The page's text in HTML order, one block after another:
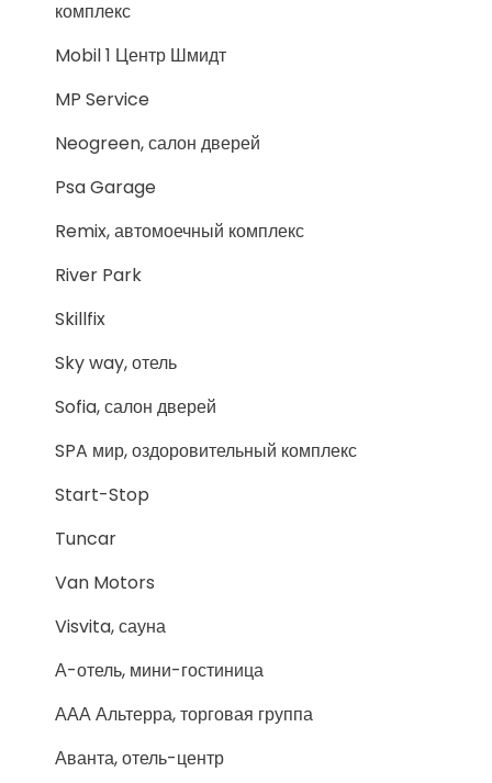
комплекс
Mobil 1 Центр Шмидт
MP Service
Neogreen, салон дверей
Psa Garage
Remix, автомоечный комплекс
River Park
Skillfix
Sky way, отель
Sofia, салон дверей
SPA мир, оздоровительный комплекс
Start-Stop
Tuncar
Van Motors
Visvita, сауна
А-отель, мини-гостиница
ААА Альтерра, торговая группа
Аванта, отель-центр